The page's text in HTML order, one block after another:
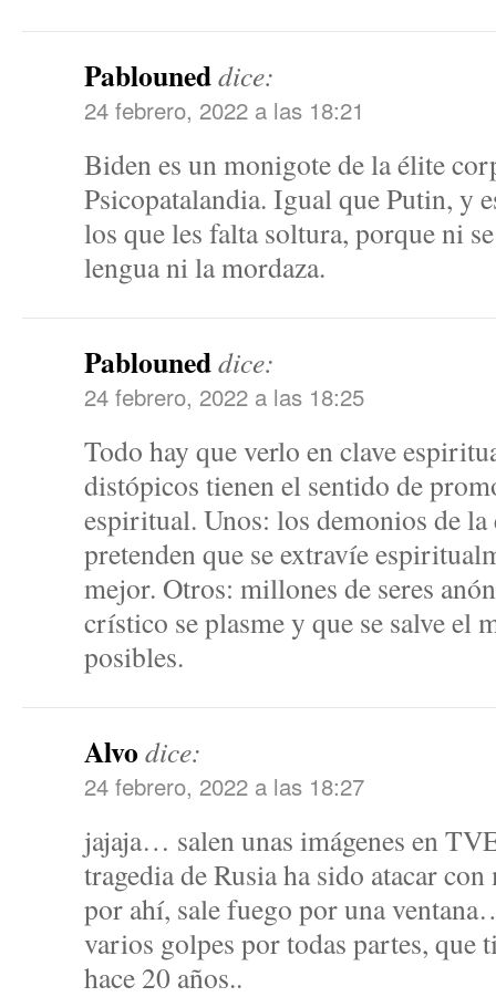
Pablouneddice:
24 febrero, 2022 a las 18:21
Biden es un monigote de la élite
Psicopatalandia. Igual que Putin, y
los que les falta soltura, porque ni
lengua ni la mordaza.
Pablouneddice:
24 febrero, 2022 a las 18:25
Todo hay que verlo en clave
distópicos tienen el sentido de
espiritual. Unos: los demonios de
pretenden que se extravíe
mejor. Otros: millones de seres
crístico se plasme y que se salve el
posibles.
Alvodice:
24 febrero, 2022 a las 18:27
jajaja… salen unas imágenes en
tragedia de Rusia ha sido atacar
por ahí, sale fuego por una
varios golpes por todas partes, que
hace 20 años..